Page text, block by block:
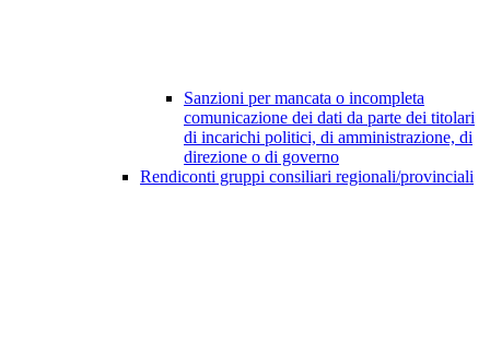
Sanzioni per mancata o incompleta
comunicazione dei dati da parte dei titolari
di incarichi politici, di amministrazione, di
direzione o di governo
Rendiconti gruppi consiliari regionali/provinciali